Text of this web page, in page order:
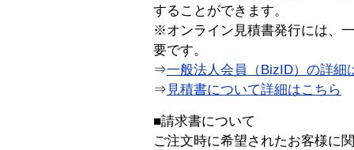
することができます。
※オンライン見積書発行には、
要です。
⇒一般法人会員（BizID）の詳細
⇒ 見積書について詳細はこちら
■請求書について
ご注文時に希望されたお客様に